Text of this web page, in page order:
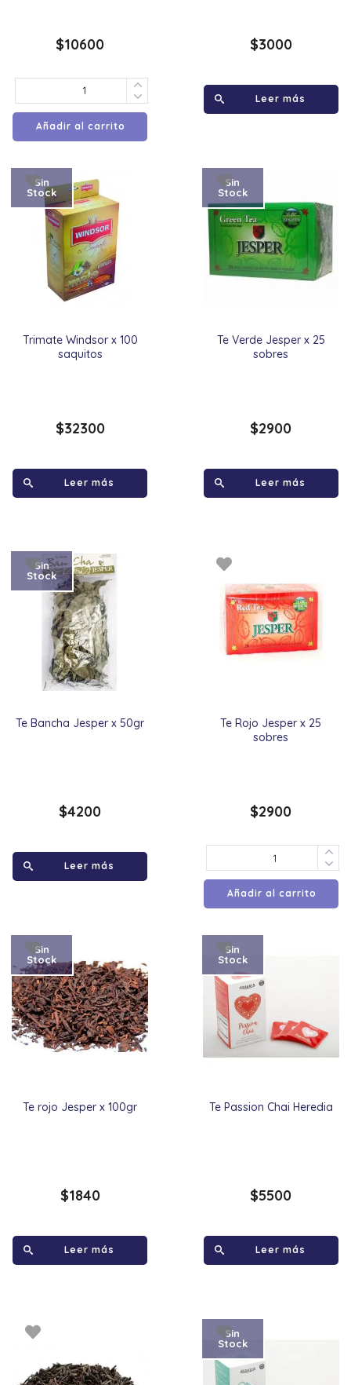
$10600
Añadir al carrito
$3000
Leer más
Trimate Windsor x 100
saquitos
Sin
Stock
$32300
Leer más
Te Verde Jesper x 25
sobres
Sin
Stock
$2900
Leer más
Te Bancha Jesper x 50gr
Sin
Stock
$4200
Leer más
Te Rojo Jesper x 25
sobres
$2900
Añadir al carrito
Te rojo Jesper x 100gr
Sin
Stock
$1840
Leer más
Te Passion Chai Heredia
Sin
Stock
$5500
Leer más
Sin
Stock